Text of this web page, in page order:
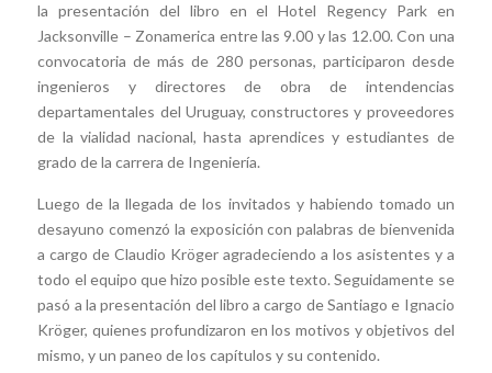
la presentación del libro en el Hotel Regency Park en
Jacksonville – Zonamerica entre las 9.00 y las 12.00. Con una
convocatoria de más de 280 personas, participaron desde
ingenieros y directores de obra de intendencias
departamentales del Uruguay, constructores y proveedores
de la vialidad nacional, hasta aprendices y estudiantes de
grado de la carrera de Ingeniería.
Luego de la llegada de los invitados y habiendo tomado un
desayuno comenzó la exposición con palabras de bienvenida
a cargo de Claudio Kröger agradeciendo a los asistentes y a
todo el equipo que hizo posible este texto. Seguidamente se
pasó a la presentación del libro a cargo de Santiago e Ignacio
Kröger, quienes profundizaron en los motivos y objetivos del
mismo, y un paneo de los capítulos y su contenido.